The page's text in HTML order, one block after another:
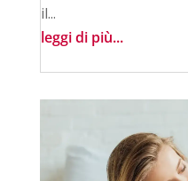
il...
leggi di più...